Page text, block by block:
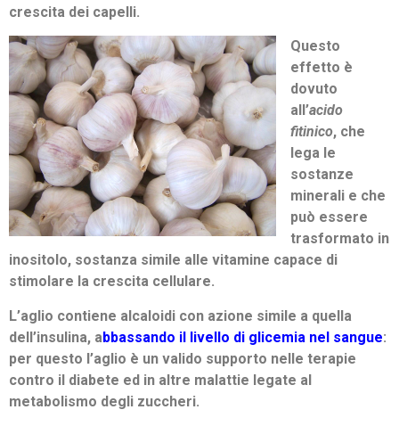
crescita dei capelli.
Questo
effetto è
dovuto
all’acido
fitinico, che
lega le
sostanze
minerali e che
può essere
trasformato in
inositolo, sostanza simile alle vitamine capace di
stimolare la crescita cellulare.
L’aglio contiene alcaloidi con azione simile a quella
dell’insulina, abbassando il livello di glicemia nel sangue:
per questo l’aglio è un valido supporto nelle terapie
contro il diabete ed in altre malattie legate al
metabolismo degli zuccheri.